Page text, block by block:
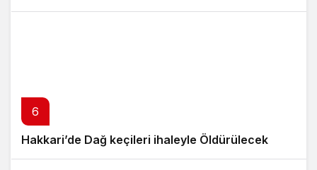
6
Hakkari’de Dağ keçileri ihaleyle Öldürülecek